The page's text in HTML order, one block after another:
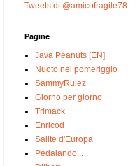
Tweets di @amicofragile78
Pagine
Java Peanuts [EN]
Nuoto nel pomeriggio
SammyRulez
Giorno per giorno
Trimack
Enricod
Salite d'Europa
Pedalando...